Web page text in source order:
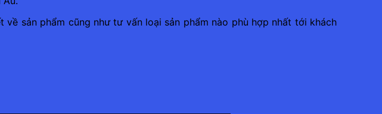
sản phẩm cũng như tư vấn loại sản phẩm nào phù hợp nhất tới khách